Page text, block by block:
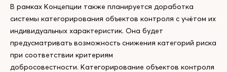
В рамках Концепции также планируется доработка
системы категорирования объектов контроля с учётом их
индивидуальных характеристик. Она будет
предусматривать возможность снижения категорий риска
при соответствии критериям
добросовестности. Категорирование объектов контроля